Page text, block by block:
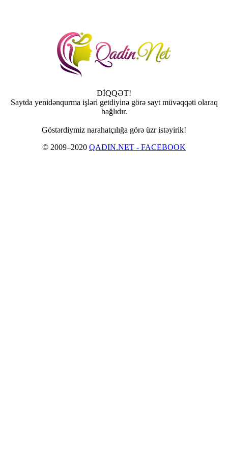
DİQQƏT!
Saytda yenidənqurma işləri getdiyinə görə sayt müvəqqəti olaraq
bağlıdır.
Göstərdiymiz narahatçılığa görə üzr istəyirik!
© 2009–2020 QADIN.NET - FACEBOOK